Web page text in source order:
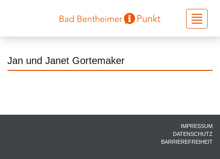
Toggle
Jan und Janet Gortemaker
IMPRESSUM
DATENSCHUTZ
BARRIEREFREIHEIT